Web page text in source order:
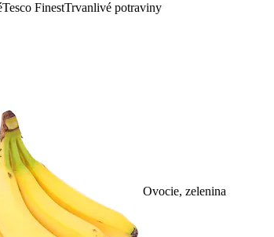
Tesco FinestTrvanlivé potraviny
Ovocie, zelenina